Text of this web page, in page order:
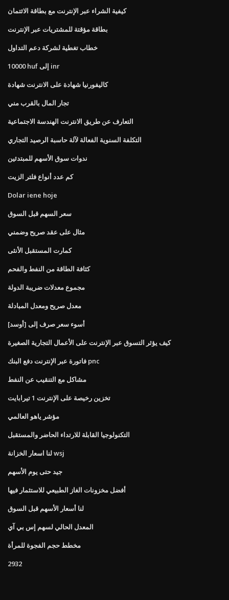
كيفية الشراء عبر الإنترنت مع بطاقة الائتمان
بطاقة مؤقتة للمشتريات عبر الإنترنت
خطاب تغطية لشركة دعم التداول
10000 huf إلى inr
كاليفورنيا شهادة على الانترنت شهادة
تجار المال بالقرب مني
التعارف عن طريق الانترنت الهندسة الاجتماعية
التكلفة السنوية الفعالة لآلة حاسبة الرصيد التجاري
ندوات سوق الأسهم للمبتدئين
كم عدد أنواع فلتر الزيت
Dolar iene hoje
سعر السهم قبل السوق
مثال على عقد صريح وضمني
كمارت المستقبل الأنثى
كثافة الطاقة من النفط والفحم
مجموع معدلات ضريبة الدولة
معدل صريح ومعدل المبادلة
أسوء سعر صرف إلى [أوسد]
كيف يؤثر التسوق عبر الإنترنت على الأعمال التجارية الصغيرة
فاتورة عبر الإنترنت دفع البنك pnc
مشاكل مع التنقيب عن النفط
تخزين رخيصة على الإنترنت 1 تيرابايت
مؤشر ياهو العالمي
التكنولوجيا القابلة للارتداء الحاضر والمستقبل
لنا اسعار الخزانة wsj
جيد حتى يوم الأسهم
أفضل مخزونات الغاز الطبيعي للاستثمار فيها
لنا أسعار الأسهم قبل السوق
المعدل الحالي لسهم إس بي آي
مخطط حجم الفجوة للمرأة
2932